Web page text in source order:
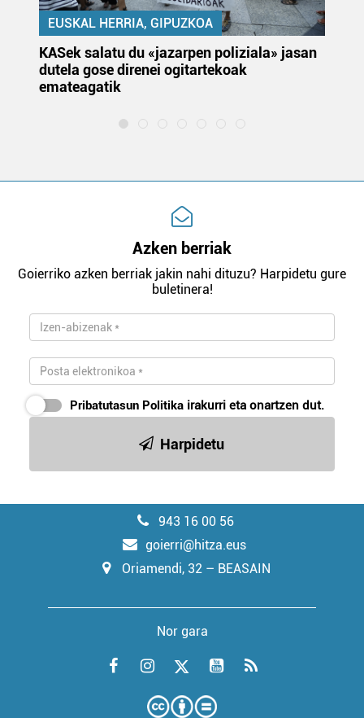
EUSKAL HERRIA, GIPUZKOA
KASek salatu du «jazarpen poliziala» jasan
dutela gose direnei ogitartekoak
emateagatik
Azken berriak
Goierriko azken berriak jakin nahi dituzu? Harpidetu gure
buletinera!
Pribatutasun Politika irakurri eta onartzen dut.
Harpidetu
943 16 00 56
goierri@hitza.eus
Oriamendi, 32 – BEASAIN
Nor gara